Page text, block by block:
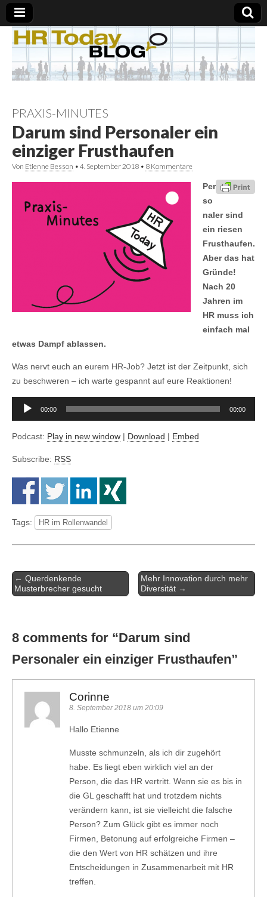
PRAXIS-MINUTES
Darum sind Personaler ein
einziger Frusthaufen
Von Etienne Besson • 4. September 2018 • 8 Kommentare
Per
so
naler sind
ein riesen
Frusthaufen.
Aber das hat
Gründe!
Nach 20
Jahren im
HR muss ich
einfach mal
etwas Dampf ablassen.
Was nervt euch an eurem HR-Job? Jetzt ist der Zeitpunkt, sich
zu beschweren – ich warte gespannt auf eure Reaktionen!
Audio-
00:00 00:00
Podcast: Play in new window | Download | Embed
Subscribe: RSS
Tags: HR im Rollenwandel
Artikel-
Navigation
← Querdenkende
Musterbrecher gesucht
Mehr Innovation durch mehr
Diversität →
8 comments for “Darum sind
Personaler ein einziger Frusthaufen”
Corinne
8. September 2018 um 20:09
Hallo Etienne
Musste schmunzeln, als ich dir zugehört
habe. Es liegt eben wirklich viel an der
Person, die das HR vertritt. Wenn sie es bis in
die GL geschafft hat und trotzdem nichts
verändern kann, ist sie vielleicht die falsche
Person? Zum Glück gibt es immer noch
Firmen, Betonung auf erfolgreiche Firmen –
die den Wert von HR schätzen und ihre
Entscheidungen in Zusammenarbeit mit HR
treffen.